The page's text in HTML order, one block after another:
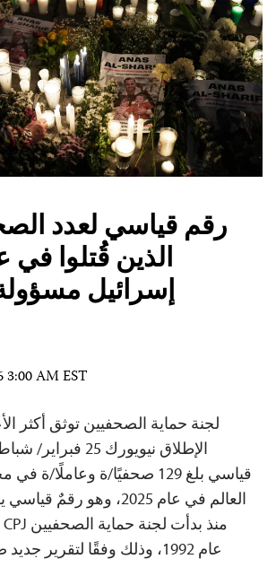
رقم قياسي لعدد
إسرائيل
3:00 AM EST
لجنة حماية الصحفيين توثق أكثر
قياسي بلغ 129 صحفيًا/ة
العالم في عام 2025، وهو
عام 1992، وذلك وفقًا لتقرير